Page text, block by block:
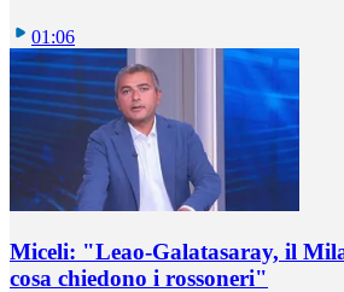
01:06
Miceli: "Leao-Galatasaray, il
cosa chiedono i rossoneri"